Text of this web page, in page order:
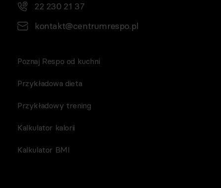
22 230 21 37
kontakt@centrumrespo.pl
Poznaj Respo od kuchni
Przykładowa dieta
Przykładowy trening
Kalkulator kalorii
Kalkulator BMI